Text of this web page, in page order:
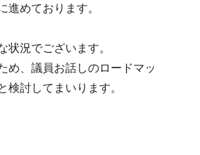
めております。
況でございます。
め、議員お話しのロードマッ
討してまいります。